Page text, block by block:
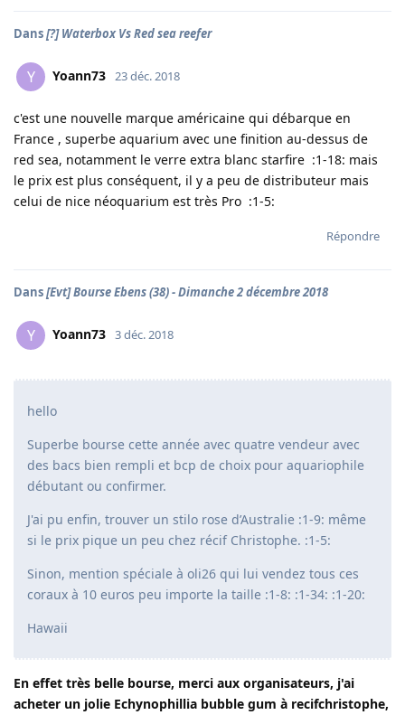
Dans[?] Waterbox Vs Red sea reefer
Y Yoann73 23 déc. 2018
c'est une nouvelle marque américaine qui débarque en
France , superbe aquarium avec une finition au-dessus de
red sea, notamment le verre extra blanc starfire :1-18: mais
le prix est plus conséquent, il y a peu de distributeur mais
celui de nice néoquarium est très Pro :1-5:
Répondre
Dans[Evt] Bourse Ebens (38) - Dimanche 2 décembre 2018
Y Yoann73 3 déc. 2018
hello
Superbe bourse cette année avec quatre vendeur avec
des bacs bien rempli et bcp de choix pour aquariophile
débutant ou confirmer.
J'ai pu enfin, trouver un stilo rose d’Australie :1-9: même
si le prix pique un peu chez récif Christophe. :1-5:
Sinon, mention spéciale à oli26 qui lui vendez tous ces
coraux à 10 euros peu importe la taille :1-8: :1-34: :1-20:
Hawaii
En effet très belle bourse, merci aux organisateurs, j'ai
acheter un jolie Echynophillia bubble gum à recifchristophe,